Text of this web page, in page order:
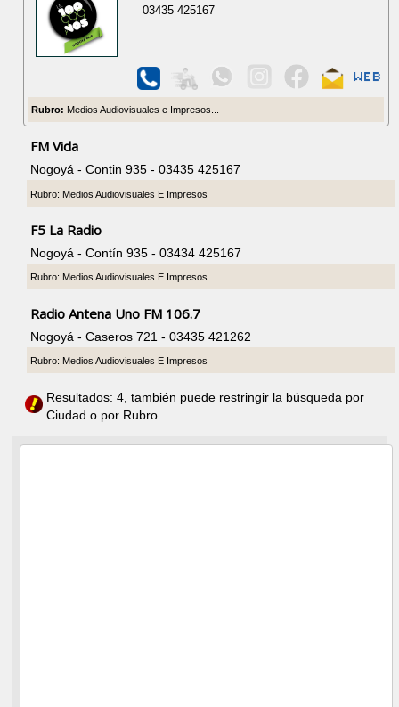
03435 425167
Rubro: Medios Audiovisuales e Impresos...
FM Vida
Nogoyá - Contin 935 - 03435 425167
Rubro: Medios Audiovisuales E Impresos
F5 La Radio
Nogoyá - Contín 935 - 03434 425167
Rubro: Medios Audiovisuales E Impresos
Radio Antena Uno FM 106.7
Nogoyá - Caseros 721 - 03435 421262
Rubro: Medios Audiovisuales E Impresos
Resultados: 4, también puede restringir la búsqueda por
Ciudad o por Rubro.